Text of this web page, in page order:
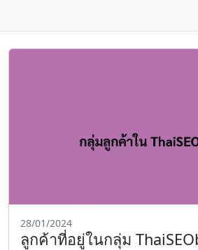
28/01/2024
ลูกค้าที่อยู่ในกลุ่ม